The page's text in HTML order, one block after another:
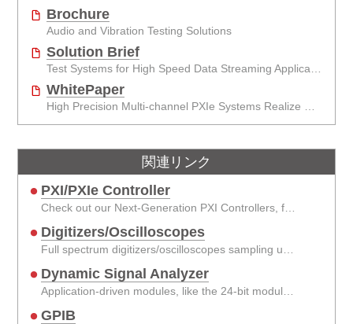
Brochure
Audio and Vibration Testing Solutions
Solution Brief
WhitePaper
関連リンク
PXI/PXIe Controller
Digitizers/Oscilloscopes
Dynamic Signal Analyzer
GPIB